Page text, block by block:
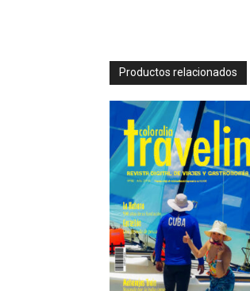
Productos relacionados